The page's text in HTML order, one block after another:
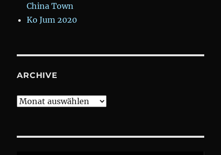
China Town
Ko Jum 2020
ARCHIVE
Archive